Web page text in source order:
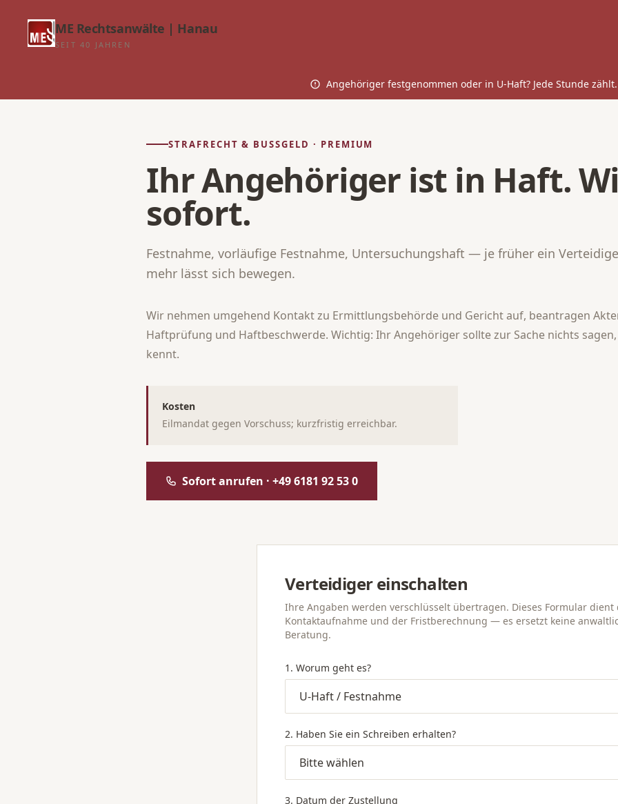
ME Rechtsanwälte | Hanau
SEIT 40 JAHREN
Angehöriger festgenommen oder in U-Haft? Jede Stunde zählt.
STRAFRECHT & BUSSGELD · PREMIUM
Ihr Angehöriger ist in Haft.
sofort.
Festnahme, vorläufige Festnahme, Untersuchungshaft — je früher ein
mehr lässt sich bewegen.
Wir nehmen umgehend Kontakt zu Ermittlungsbehörde und Gericht auf, beantragen
Haftprüfung und Haftbeschwerde. Wichtig: Ihr Angehöriger sollte zur Sache nichts
kennt.
Kosten
Eilmandat gegen Vorschuss; kurzfristig erreichbar.
Sofort anrufen · +49 6181 92 53 0
Verteidiger einschalten
Ihre Angaben werden verschlüsselt übertragen. Dieses Formular dient
Kontaktaufnahme und der Fristberechnung — es ersetzt keine
Beratung.
1. Worum geht es?
2. Haben Sie ein Schreiben erhalten?
3. Datum der Zustellung